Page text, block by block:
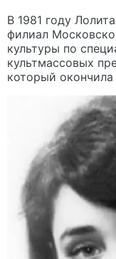
В 1981 году
филиал
культуры по
культмассовых
который